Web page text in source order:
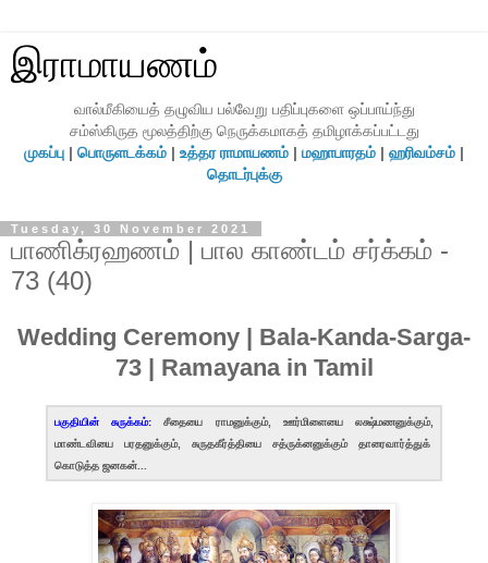
இராமாயணம்
வால்மீகியைத் தழுவிய பல்வேறு பதிப்புகளை ஒப்பாய்ந்து
சம்ஸ்கிருத மூலத்திற்கு நெருக்கமாகத் தமிழாக்கப்பட்டது
முகப்பு | பொருளடக்கம் | உத்தர ராமாயணம் | மஹாபாரதம் | ஹரிவம்சம் |
தொடர்புக்கு
Tuesday, 30 November 2021
பாணிக்ரஹணம் | பால காண்டம் சர்க்கம் -
73 (40)
Wedding Ceremony | Bala-Kanda-Sarga-
73 | Ramayana in Tamil
பகுதியின் சுருக்கம்:
சீதையை ராமனுக்கும், ஊர்மிளையை லக்ஷ்மணனுக்கும்,
மாண்டவியை பரதனுக்கும், சுருதகீர்த்தியை சத்ருக்னனுக்கும் தாரைவார்த்துக்
கொடுத்த ஜனகன்...